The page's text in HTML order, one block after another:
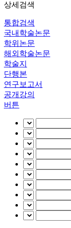
상세검색
통합검색
국내학술논문
학위논문
해외학술논문
학술지
단행본
연구보고서
공개강의
버튼